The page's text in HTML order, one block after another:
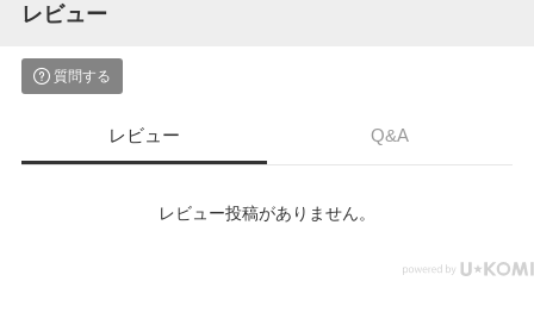
レビュー
質問する
レビュー Q&A
レビュー投稿がありません。